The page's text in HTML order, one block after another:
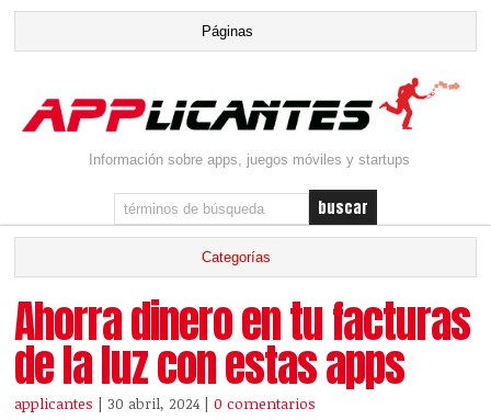
Información sobre apps, juegos móviles y startups
Ahorra dinero en tu facturas
de la luz con estas apps
applicantes | 30 abril, 2024 |0 comentarios